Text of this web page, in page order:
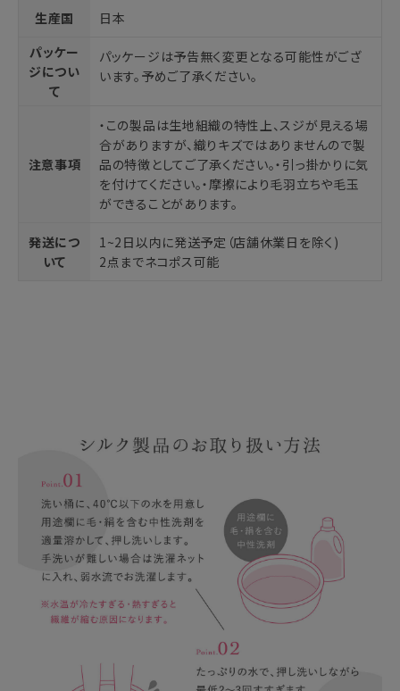
生産国
日本
パッケー
ジについ
て
パッケージは予告無く変更となる可能性がござ
います。予めご了承ください。
注意事項
・この製品は生地組織の特性上、スジが見える場
合がありますが、織りキズではありませんので製
品の特徴としてご了承ください。・引っ掛かりに気
を付けてください。・摩擦により毛羽立ちや毛玉
ができることがあります。
発送につ
いて
1~2日以内に発送予定（店舗休業日を除く)
2点までネコポス可能